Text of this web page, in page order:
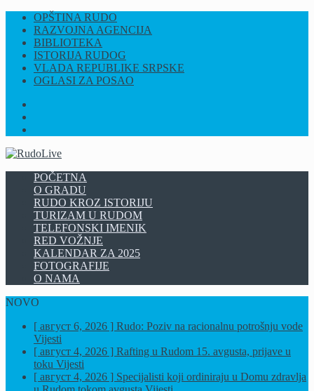
OPŠTINA RUDO
RAZVOJNA AGENCIJA
BIBLIOTEKA
ISTORIJA RUDOG
VLADA REPUBLIKE SRPSKE
OGLASI ZA POSAO
POČETNA
O GRADU
RUDO KROZ ISTORIJU
TURIZAM U RUDOM
TELEFONSKI IMENIK
RED VOŽNJE
KALENDAR ZA 2025
FOTOGRAFIJE
O NAMA
NOVO
[ август 6, 2026 ] Rudo: Poziv na racionalnu potrošnju vode
Vijesti
[ август 4, 2026 ] Rafting u Rudom 15. avgusta, prijave u
toku Vijesti
[ август 4, 2026 ] Specijalisti koji ordiniraju u Domu zdravlja